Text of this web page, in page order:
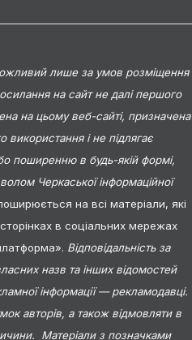
лише за умов розміщення
на сайт не далі першого
на цьому веб-сайті, призначена
використання і не підлягає
поширенню в будь-якій формі,
Черкаської інформаційної
на всі матеріали, які
в соціальних мережах
Відповідальність за
назв та інших відомостей
інформації — рекламодавці.
авторів, а також відмовляти в
Матеріали з позначками